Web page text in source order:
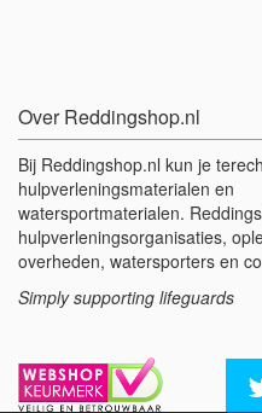
Over Reddingshop.nl
Bij Reddingshop.nl kun je
hulpverleningsmaterialen en
watersportmaterialen.
hulpverleningsorganisaties,
overheden, watersporters en
Simply supporting lifeguards